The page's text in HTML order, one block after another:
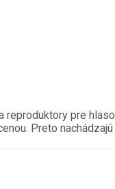
pre
Preto nachádzajú